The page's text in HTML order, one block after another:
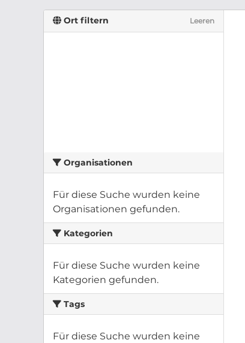
Ort filtern Leeren
Organisationen
Für diese Suche wurden keine
Organisationen gefunden.
Kategorien
Für diese Suche wurden keine
Kategorien gefunden.
Tags
Für diese Suche wurden keine